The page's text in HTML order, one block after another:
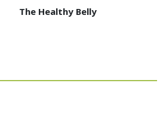
The Healthy Belly